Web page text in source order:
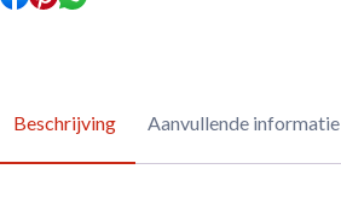
Beschrijving Aanvullende informatie